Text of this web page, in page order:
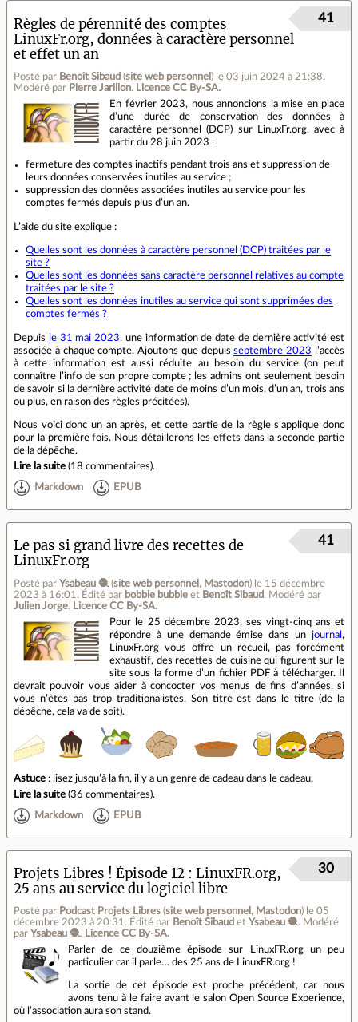
Règles de pérennité des comptes
LinuxFr.org, données à caractère personnel
et effet un an
Posté par Benoît Sibaud (site web personnel ) le 03 juin 2024 à 21:38.
Modéré par Pierre Jarillon. Licence CC By‑SA.
41
En février 2023, nous annoncions la mise en place
d’une durée de conservation des données à
caractère personnel (DCP) sur LinuxFr.org, avec à
partir du 28 juin 2023 :
fermeture des comptes inactifs pendant trois ans et suppression de
leurs données conservées inutiles au service ;
suppression des données associées inutiles au service pour les
comptes fermés depuis plus d’un an.
L’aide du site explique :
Quelles sont les données à caractère personnel (DCP) traitées par le
site ?
Quelles sont les données sans caractère personnel relatives au compte
traitées par le site ?
Quelles sont les données inutiles au service qui sont supprimées des
comptes fermés ?
Depuis le 31 mai 2023, une information de date de dernière activité est
associée à chaque compte. Ajoutons que depuisseptembre 2023
l’accès
à cette information est aussi réduite au besoin du service (on peut
connaître l’info de son propre compte ; les admins ont seulement besoin
de savoir si la dernière activité date de moins d’un mois, d’un an, trois ans
ou plus, en raison des règles précitées).
Nous voici donc un an après, et cette partie de la règle s’applique donc
pour la première fois. Nous détaillerons les effets dans la seconde partie
de la dépêche.
Lire la suite (18 commentaires).
Markdown EPUB
Le pas si grand livre des recettes de
LinuxFr.org
Posté par Ysabeau 🧶 (site web personnel , Mastodon) le 15 décembre
2023 à 16:01 . Édité par bobble bubble et Benoît Sibaud. Modéré par
Julien Jorge. Licence CC By‑SA.
41
Pour le 25 décembre 2023, ses vingt-cinq ans et
répondre à une demande émise dans un journal ,
LinuxFr.org vous offre un recueil, pas forcément
exhaustif, des recettes de cuisine qui figurent sur le
site sous la forme d’un fichier PDF à télécharger. Il
devrait pouvoir vous aider à concocter vos menus de fins d’années, si
vous n’êtes pas trop traditionalistes. Son titre est dans le titre (de la
dépêche, cela va de soit).
Astuce : lisez jusqu’à la fin, il y a un genre de cadeau dans le cadeau.
Lire la suite (36 commentaires).
Markdown EPUB
Projets Libres ! Épisode 12 : LinuxFR.org,
25 ans au service du logiciel libre
Posté par Podcast Projets Libres (site web personnel , Mastodon) le 05
décembre 2023 à 20:31. Édité par Benoît Sibaud et Ysabeau 🧶. Modéré
par Ysabeau 🧶. Licence CC By‑SA.
30
Parler de ce douzième épisode sur LinuxFR.org un peu
particulier car il parle… des 25 ans de LinuxFR.org !
La sortie de cet épisode est proche précédent, car nous
avons tenu à le faire avant le salon Open Source Experience,
où l’association aura son stand.